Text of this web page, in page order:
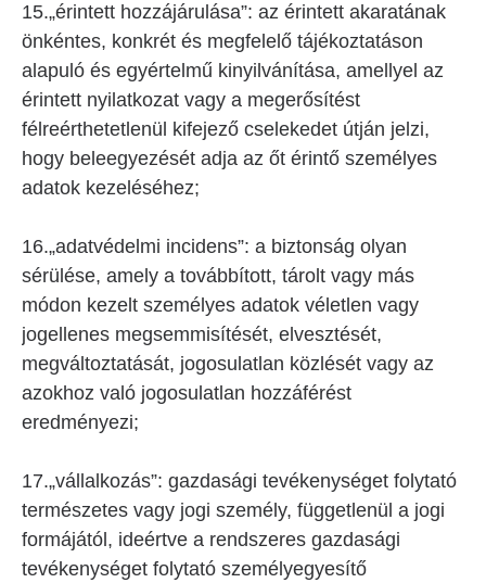
15.„érintett hozzájárulása”: az érintett akaratának
önkéntes, konkrét és megfelelő tájékoztatáson
alapuló és egyértelmű kinyilvánítása, amellyel az
érintett nyilatkozat vagy a megerősítést
félreérthetetlenül kifejező cselekedet útján jelzi,
hogy beleegyezését adja az őt érintő személyes
adatok kezeléséhez;
16.„adatvédelmi incidens”: a biztonság olyan
sérülése, amely a továbbított, tárolt vagy más
módon kezelt személyes adatok véletlen vagy
jogellenes megsemmisítését, elvesztését,
megváltoztatását, jogosulatlan közlését vagy az
azokhoz való jogosulatlan hozzáférést
eredményezi;
17.„vállalkozás”: gazdasági tevékenységet folytató
természetes vagy jogi személy, függetlenül a jogi
formájától, ideértve a rendszeres gazdasági
tevékenységet folytató személyegyesítő